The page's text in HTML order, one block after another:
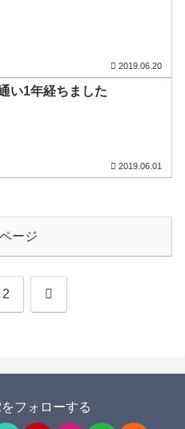
2019.06.20
い1年経ちました
2019.06.01
ージ
2 次
フォローする